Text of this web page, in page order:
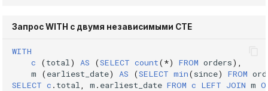
Запрос WITH с двумя независимыми CTE
WITH
c
(total ) AS (SELECT count(*) FROM orders),
m
(earliest_date) AS (SELECT min(since) FROM
SELECT c . total m . earliest_date FROM c LEFT JOIN m